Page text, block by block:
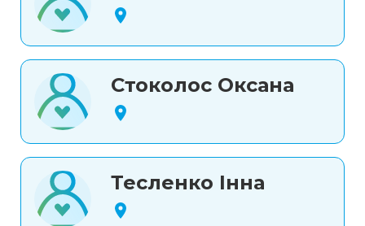
Стоколос Оксана
Тесленко Інна